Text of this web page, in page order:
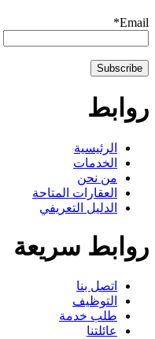
Email*
روابط
الرئيسية
الخدمات
من نحن
العقارات المتاحة
الدليل التعريفي
روابط سريعة
اتصل بنا
التوظيف
طلب خدمة
عائلتنا